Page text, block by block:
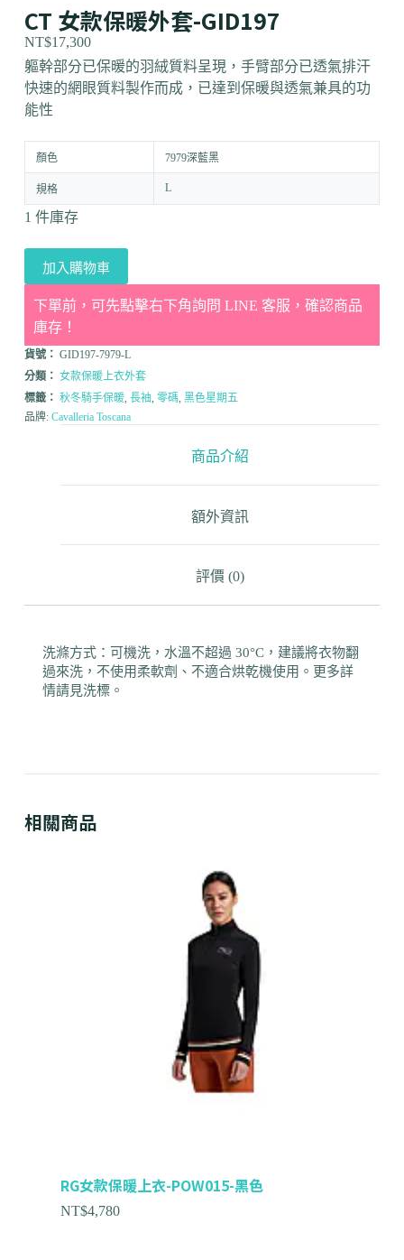
CT 女款保暖外套-GID197
NT$17,300
軀幹部分已保暖的羽絨質料呈現，手臂部分已透氣排汗
快速的網眼質料製作而成，已達到保暖與透氣兼具的功
能性
顏色 7979深藍黑
規格 L
1 件庫存
加入購物車
下單前，可先點擊右下角詢問 LINE 客服，確認商品
庫存！
貨號： GID197-7979-L
分類： 女款保暖上衣外套
標籤： 秋冬騎手保暖, 長袖, 零碼, 黑色星期五
品牌: Cavalleria Toscana
商品介紹
額外資訊
評價 (0)
洗滌方式：可機洗，水溫不超過 30°C，建議將衣物翻
過來洗，不使用柔軟劑、不適合烘乾機使用。更多詳
情請見洗標。
相關商品
RG女款保暖上衣-POW015-黑色
NT$4,780